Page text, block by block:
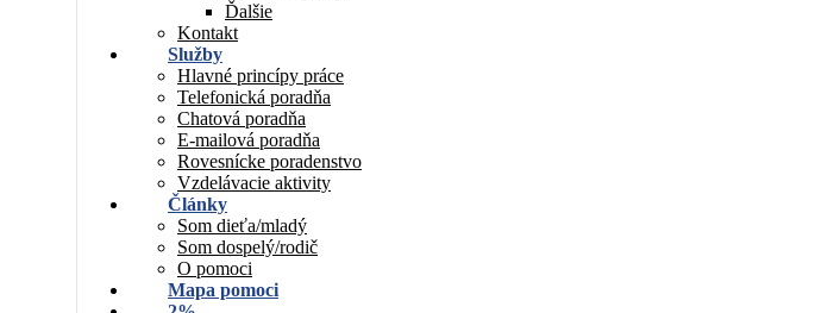
Ďalšie
Kontakt
Služby
Hlavné princípy práce
Telefonická poradňa
Chatová poradňa
E-mailová poradňa
Rovesnícke poradenstvo
Vzdelávacie aktivity
Články
Som dieťa/mladý
Som dospelý/rodič
O pomoci
Mapa pomoci